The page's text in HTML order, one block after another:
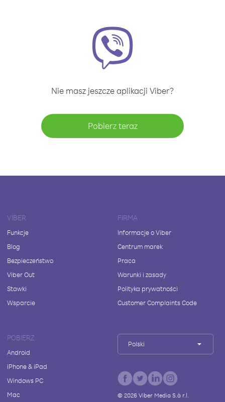
Nie masz jeszcze aplikacji Viber?
Pobierz teraz
VIBER
Funkcje
Blog
Bezpieczeństwo
Viber Out
Stawki
Wsparcie
FIRMA
Informacje o Viber
Centrum marek
Praca
Warunki i zasady
Polityka prywatności
Customer Complaints Code
POBIERZ
Android
iPhone & iPad
Windows PC
Mac
Polski
© 2026Viber Media S.à r.l.